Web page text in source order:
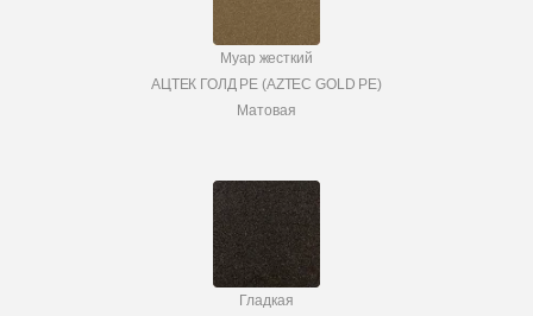
Муар жесткий
АЦТЕК ГОЛД PE (AZTEC GOLD PE)
Матовая
Гладкая